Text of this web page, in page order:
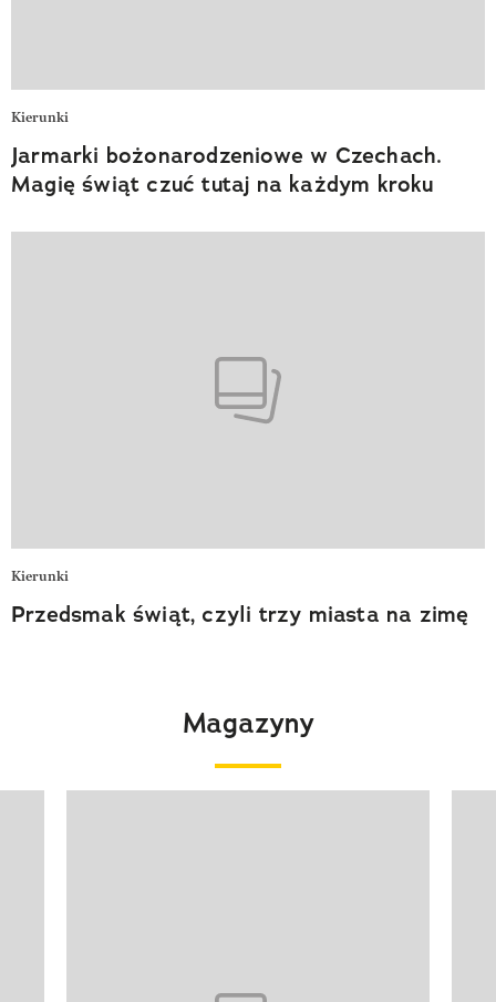
Kierunki
Jarmarki bożonarodzeniowe w Czechach.
Magię świąt czuć tutaj na każdym kroku
Kierunki
Przedsmak świąt, czyli trzy miasta na zimę
Magazyny